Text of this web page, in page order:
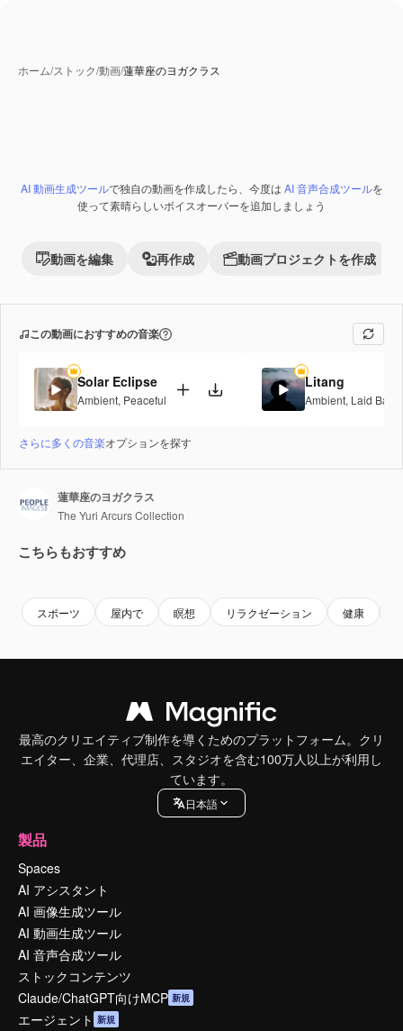
ホーム/ストック/動画/蓮華座のヨガクラス
Premium
AI 動画生成ツールで独自の動画を作成したら、今度は AI 音声合成ツールを
使って素晴らしいボイスオーバーを追加しましょう
動画を編集 再作成 動画プロジェクトを作成
この動画におすすめの音楽
Solar Eclipse
Ambient, Peaceful
Litang
Ambient, Laid Back
さらに多くの音楽オプションを探す
蓮華座のヨガクラス
The Yuri Arcurs Collection
こちらもおすすめ
スポーツ 屋内で 瞑想 リラクゼーション 健康
最高のクリエイティブ制作を導くためのプラットフォーム。クリ
エイター、企業、代理店、スタジオを含む100万人以上が利用し
ています。
日本語
製品
Spaces
AI アシスタント
AI 画像生成ツール
AI 動画生成ツール
AI 音声合成ツール
ストックコンテンツ
Claude/ChatGPT向けMCP 新規
エージェント 新規